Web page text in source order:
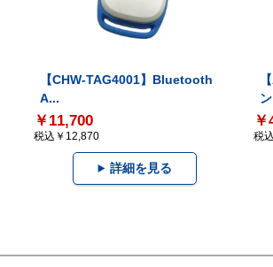
【CHW-TAG4001】Bluetooth
A...
￥11,700
税込￥12,870
詳細を見る
税